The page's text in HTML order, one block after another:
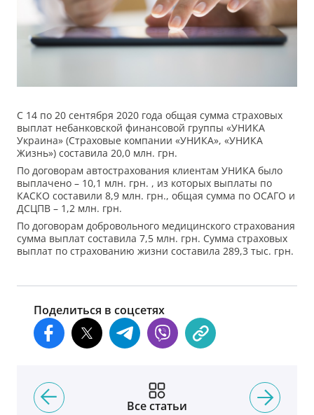
С 14 по 20 сентября 2020 года общая сумма страховых
выплат небанковской финансовой группы «УНИКА
Украина» (Страховые компании «УНИКА», «УНИКА
Жизнь») составила 20,0 млн. грн.
По договорам автострахования клиентам УНИКА было
выплачено – 10,1 млн. грн. , из которых выплаты по
КАСКО составили 8,9 млн. грн., общая сумма по ОСАГО и
ДСЦПВ – 1,2 млн. грн.
По договорам добровольного медицинского страхования
сумма выплат составила 7,5 млн. грн. Сумма страховых
выплат по страхованию жизни составила 289,3 тыс. грн.
Поделиться в соцсетях
Все статьи